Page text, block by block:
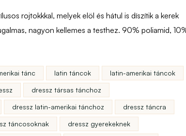
rojtokkkal, melyek elöl és hátul is díszítik a kerek
nagyon kellemes a testhez. 90% poliamid,
tánc latin táncok latin-amerikai táncok
dressz társas tánchoz
dressz latin-amerikai tánchoz dressz táncra
táncosoknak dressz gyerekeknek